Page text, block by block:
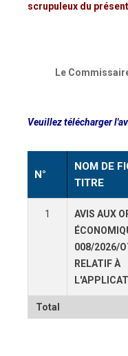
scrupuleux du
Le
Veuillez télécharger
N°
NOM DE
TITRE
Total
1
AVIS AUX
008/2026/
RELATIF À